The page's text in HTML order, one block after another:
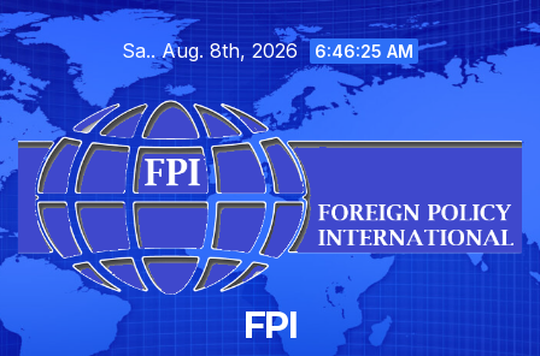
Skip
to
content
Sa.. Aug. 8th, 2026 6:46:26 AM
FPI